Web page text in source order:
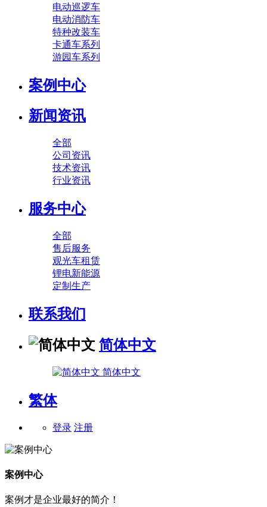
电动巡逻车
电动消防车
特种改装车
卡通车系列
游园车系列
案例中心
新闻资讯
全部
公司资讯
技术资讯
行业资讯
服务中心
全部
售后服务
观光车租赁
锂电新能源
定制生产
联系我们
简体中文
简体中文
繁体
登录 注册
案例中心
案例才是企业最好的简介！